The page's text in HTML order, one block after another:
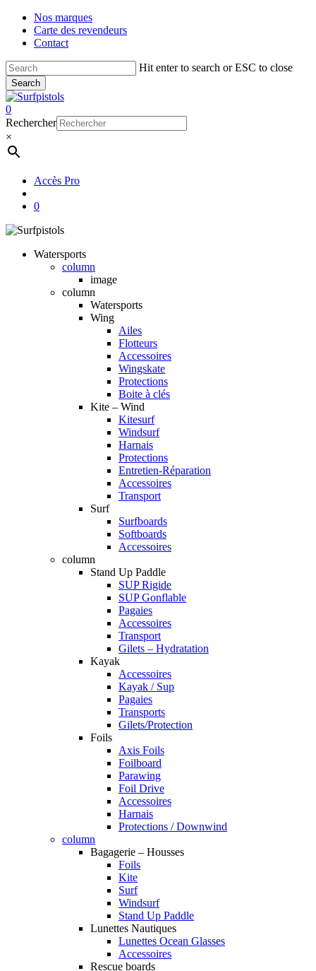
Skip
main
Nos marques
Carte des revendeurs
Contact
Hit enter to search or ESC to close
Search
Close
Search
account
0
Menu
Rechercher
×
Accès Pro
0
Watersports
column
image
column
Watersports
Wing
Ailes
Flotteurs
Accessoires
Wingskate
Protections
Boite à clés
Kite – Wind
Kitesurf
Windsurf
Harnais
Protections
Entretien-Réparation
Accessoires
Transport
Surf
Surfboards
Softboards
Accessoires
column
Stand Up Paddle
SUP Rigide
SUP Gonflable
Pagaies
Accessoires
Transport
Gilets – Hydratation
Kayak
Accessoires
Kayak / Sup
Pagaies
Transports
Gilets/Protection
Foils
Axis Foils
Foilboard
Parawing
Foil Drive
Accessoires
Harnais
Protections / Downwind
column
Bagagerie – Housses
Foils
Kite
Surf
Windsurf
Stand Up Paddle
Lunettes Nautiques
Lunettes Ocean Glasses
Accessoires
Rescue boards